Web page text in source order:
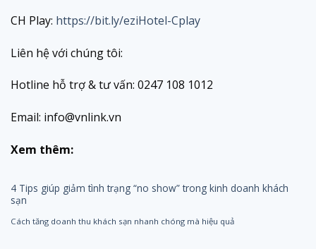
CH Play: https://bit.ly/eziHotel-Cplay
Liên hệ với chúng tôi:
Hotline hỗ trợ & tư vấn: 0247 108 1012
Email: info@vnlink.vn
Xem thêm:
4 Tips giúp giảm tình trạng “no show” trong kinh doanh khách
sạn
Cách tăng doanh thu khách sạn nhanh chóng mà hiệu quả